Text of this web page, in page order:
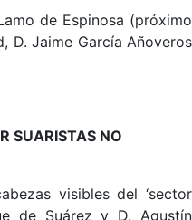
de Espinosa (próximo
D. Jaime García Añoveros
SUARISTAS NO
visibles del ‘sector
de Suárez y D. Agustín